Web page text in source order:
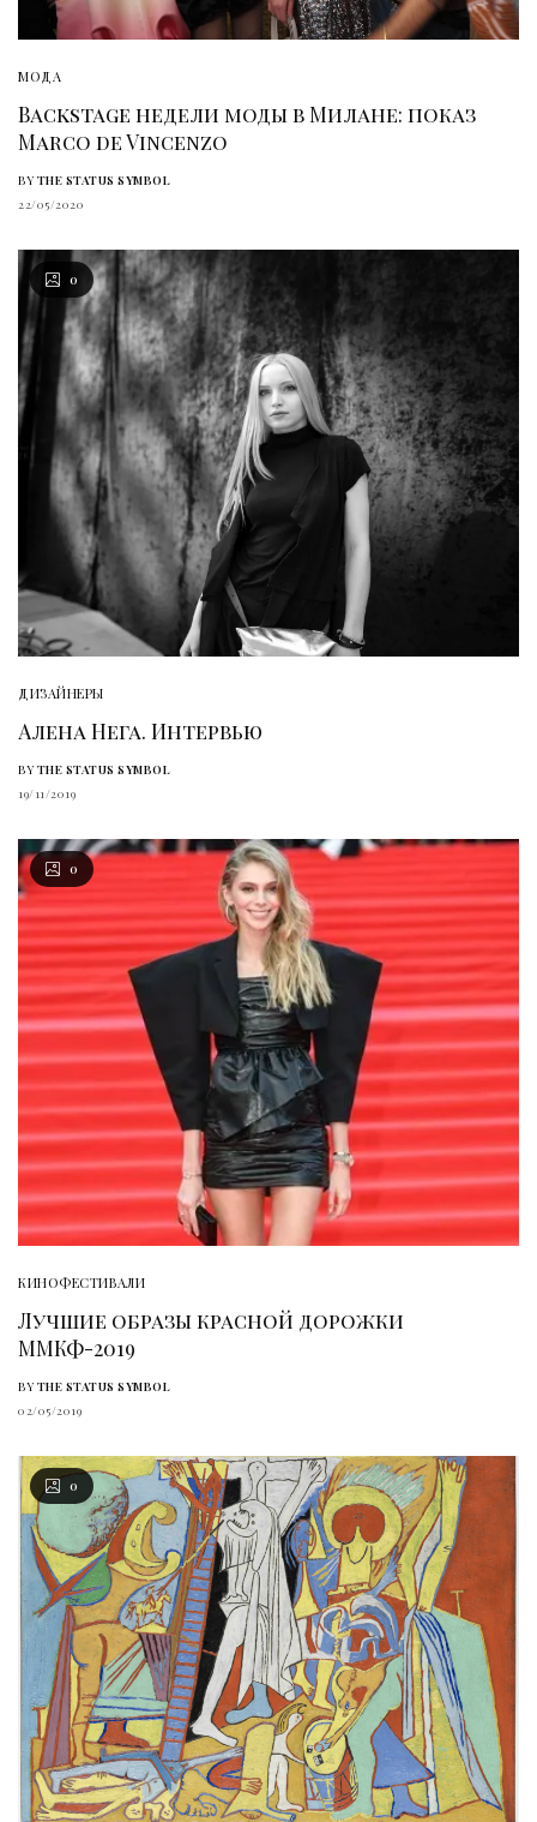
МОДА
Backstage недели моды в Милане: показ
Marco de Vincenzo
BY THE STATUS SYMBOL
22/05/2020
0
ДИЗАЙНЕРЫ
Алена Нега. Интервью
BY THE STATUS SYMBOL
19/11/2019
0
КИНОФЕСТИВАЛИ
Лучшие образы красной дорожки
ММКФ-2019
BY THE STATUS SYMBOL
02/05/2019
0